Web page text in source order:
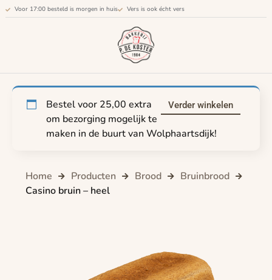
Voor 17:00 besteld is morgen in huis Vers is ook écht vers
Verder winkelen
Bestel voor 25,00 extra
om bezorging mogelijk te
maken in de buurt van Wolphaartsdijk!
Home Producten Brood
Bruinbrood
Casino bruin – heel